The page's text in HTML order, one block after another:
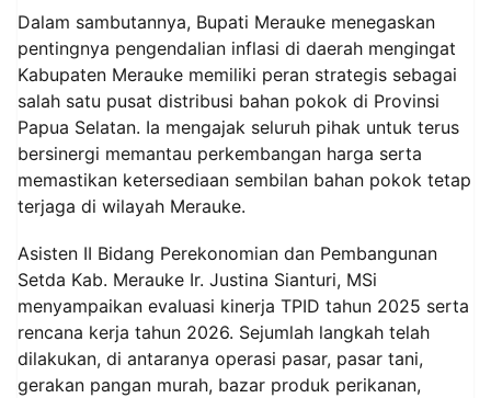
Dalam sambutannya, Bupati Merauke menegaskan
pentingnya pengendalian inflasi di daerah mengingat
Kabupaten Merauke memiliki peran strategis sebagai
salah satu pusat distribusi bahan pokok di Provinsi
Papua Selatan. Ia mengajak seluruh pihak untuk terus
bersinergi memantau perkembangan harga serta
memastikan ketersediaan sembilan bahan pokok tetap
terjaga di wilayah Merauke.
Asisten II Bidang Perekonomian dan Pembangunan
Setda Kab. Merauke Ir. Justina Sianturi, MSi
menyampaikan evaluasi kinerja TPID tahun 2025 serta
rencana kerja tahun 2026. Sejumlah langkah telah
dilakukan, di antaranya operasi pasar, pasar tani,
gerakan pangan murah, bazar produk perikanan,